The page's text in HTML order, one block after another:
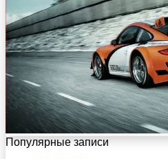
Популярные записи